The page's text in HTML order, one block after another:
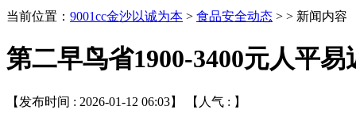
当前位置： 9001cc金沙以诚为本 > 食品安全动态 > > 新闻内容
第二早鸟省1900-3400元人平易
【发布时间 : 2026-01-12 06:03】 【人气 : 】